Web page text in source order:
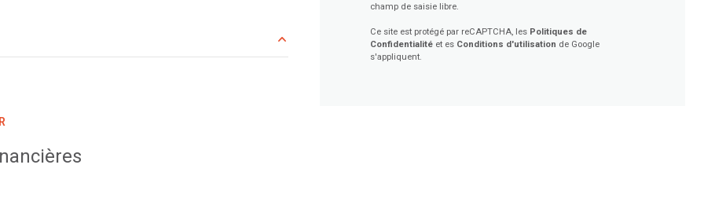
champ de saisie libre.
Ce site est protégé par reCAPTCHA, les Politiques de
Confidentialitéet es Conditions d'utilisation de Google
s'appliquent.